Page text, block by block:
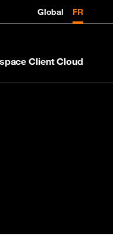
Global FR
Client Cloud